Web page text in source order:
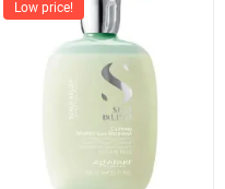
Low price!